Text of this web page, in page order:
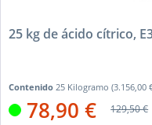
25 kg de ácido cítrico,
Contenido 25 Kilogramo
78,90 € 129,50 €